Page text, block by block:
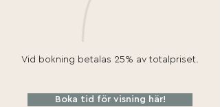
Vid bokning betalas 25% av totalpriset.
Boka tid för visning här!